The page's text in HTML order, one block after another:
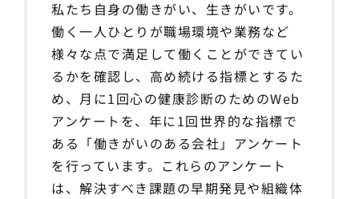
私たち自身の働きがい、生きがいです。
働く一人ひとりが職場環境や業務など
様々な点で満足して働くことができてい
るかを確認し、高め続ける指標とするた
め、月に1回心の健康診断のためのWeb
アンケートを、年に1回世界的な指標で
ある「働きがいのある会社」アンケート
を行っています。これらのアンケート
は、解決すべき課題の早期発見や組織体